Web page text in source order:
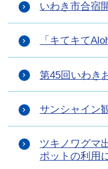
いわき市合宿
「キてキて
第45回いわき
サンシャイン
ツキノワグマ
ポットの利用